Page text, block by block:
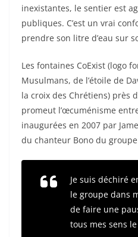
inexistantes, le sentier est
publiques. C’est un vrai
prendre son litre d’eau sur
Les fontaines CoExist (logo
Musulmans, de l’étoile de
la croix des Chrétiens) près
promeut l’œcuménisme
inaugurées en 2007 par
du chanteur Bono du groupe
Je suis déchiré
le groupe dans
de faire une
tous mes sens